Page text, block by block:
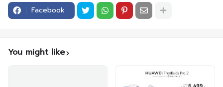
Facebook
You might like